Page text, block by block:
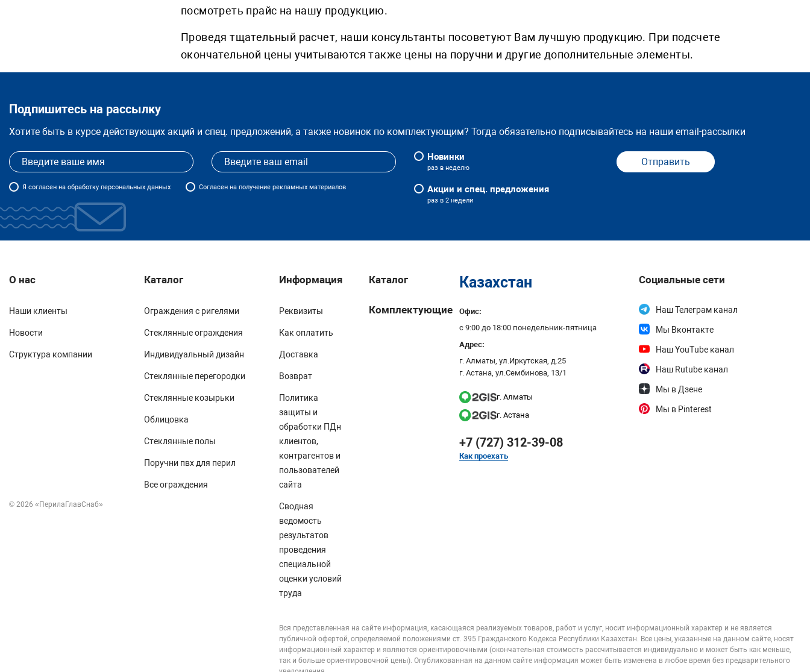
посмотреть прайс на нашу продукцию.
Проведя тщательный расчет, наши консультанты посоветуют Вам лучшую продукцию. При подсчете
окончательной цены учитываются также цены на поручни и другие дополнительные элементы.
Подпишитесь на рассылку
Хотите быть в курсе действующих акций и спец. предложений, а также новинок по комплектующим? Тогда обязательно подписывайтесь на наши email-рассылки
Я согласен на обработку персональных данных Согласен на получение рекламных материалов
Новинки
раз в неделю
Акции и спец. предложения
раз в 2 недели
Отправить
О нас
Наши клиенты
Новости
Структура компании
Каталог
Ограждения с ригелями
Стеклянные ограждения
Индивидуальный дизайн
Стеклянные перегородки
Стеклянные козырьки
Облицовка
Стеклянные полы
Поручни пвх для перил
Все ограждения
© 2026 «ПерилаГлавСнаб»
Информация
Реквизиты
Как оплатить
Доставка
Возврат
Политика
защиты и
обработки ПДн
клиентов,
контрагентов и
пользователей
сайта
Сводная
ведомость
результатов
проведения
специальной
оценки условий
труда
Каталог
Комплектующие
Казахстан
Офис:
с 9:00 до 18:00 понедельник-пятница
Адрес:
г. Алматы, ул.Иркутская, д.25
г. Астана, ул.Сембинова, 13/1
г. Алматы
г. Астана
+7 (727) 312-39-08
Как проехать
Социальные сети
Наш Телеграм канал
Мы Вконтакте
Наш YouTube канал
Наш Rutube канал
Мы в Дзене
Мы в Pinterest
Вся представленная на сайте информация, касающаяся реализуемых товаров, работ и услуг, носит информационный характер и не является
публичной офертой, определяемой положениями ст. 395 Гражданского Кодекса Республики Казахстан. Все цены, указанные на данном сайте, носят
информационный характер и являются ориентировочными (окончательная стоимость рассчитывается индивидуально и может быть как меньше,
так и больше ориентировочной цены). Опубликованная на данном сайте информация может быть изменена в любое время без предварительного